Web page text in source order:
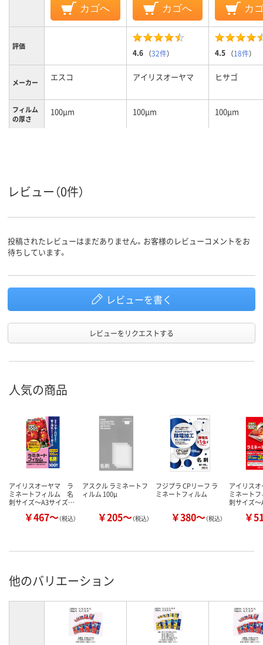
カゴへ カゴへ カ
評価
4.6 （32件） 4.5 （18件）
メーカー エスコ アイリスオーヤマ ヒサゴ
フィルム
の厚さ
100μm 100μm 100μm
レビュー（0件）
投稿されたレビューはまだありません。お客様のレビューコメントをお
待ちしています。
レビューを書く
レビューをリクエストする
人気の商品
アイリスオーヤマ ラ
ミネートフィルム 名
刺サイズ～A3サイズ…
￥467～（税込）
アスクル ラミネートフ
ィルム 100μ
￥205～（税込）
フジプラ CPリーフ ラ
ミネートフィルム
￥380～（税込）
アイリス
ミネート
刺サイズ
￥
他のバリエーション